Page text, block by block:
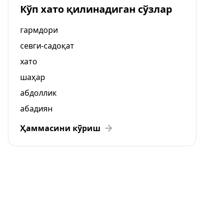
Кўп хато қилинадиган сўзлар
гармдори
севги-садоқат
хато
шаҳар
абдоллик
абадиян
Ҳаммасини кўриш